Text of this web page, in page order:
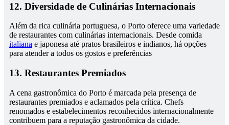
12. Diversidade de Culinárias Internacionais
Além da rica culinária portuguesa, o Porto oferece uma variedade
de restaurantes com culinárias internacionais. Desde comida
italiana e japonesa até pratos brasileiros e indianos, há opções
para atender a todos os gostos e preferências
13. Restaurantes Premiados
A cena gastronômica do Porto é marcada pela presença de
restaurantes premiados e aclamados pela crítica. Chefs
renomados e estabelecimentos reconhecidos internacionalmente
contribuem para a reputação gastronômica da cidade.